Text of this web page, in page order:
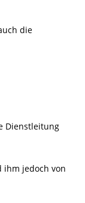
die
Dienstleitung
ihm jedoch von